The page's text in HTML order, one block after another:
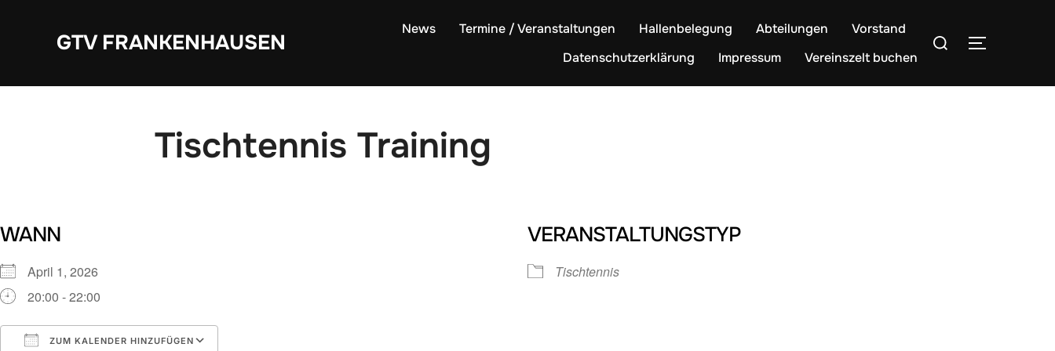
GTV FRANKENHAUSEN
News Termine / Veranstaltungen Hallenbelegung Abteilungen
Vorstand
Datenschutzerklärung
Impressum Vereinszelt buchen
Suchen
Tischtennis Training
WANN
April 1, 2026
20:00 - 22:00
ZUM KALENDER HINZUFÜGEN
VERANSTALTUNGSTYP
Tischtennis